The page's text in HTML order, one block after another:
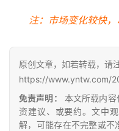
注：市场变化较快，
原创文章，如若转载，请
https://www.yntw.com/
免责声明：
本文所载内
资建议、或要约。文中
解，可能存在不完整或不